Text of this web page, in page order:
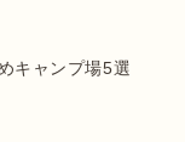
キャンプ場5選